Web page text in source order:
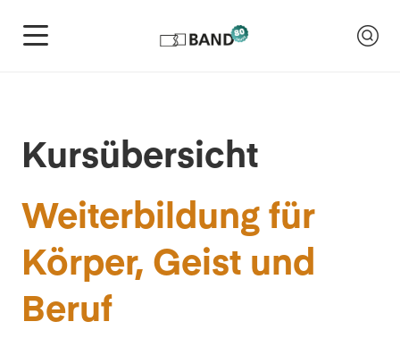
Kursübersicht
Weiterbildung für
Körper, Geist und
Beruf